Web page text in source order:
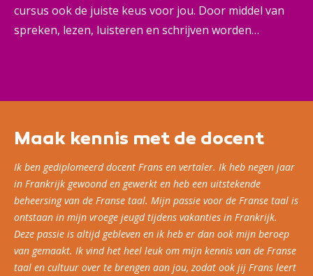
cursus ook de juiste keus voor jou. Door middel van
spreken, lezen, luisteren en schrijven worden
Maak kennis met de docent
Ik ben gediplomeerd docent Frans en vertaler. Ik heb negen jaar
in Frankrijk gewoond en gewerkt en heb een uitstekende
beheersing van de Franse taal. Mijn passie voor de Franse taal is
ontstaan in mijn vroege jeugd tijdens vakanties in Frankrijk.
Deze passie is altijd gebleven en ik heb er dan ook mijn beroep
van gemaakt. Ik vind het heel leuk om mijn kennis van de Franse
taal en cultuur over te brengen aan jou, zodat ook jij Frans leert